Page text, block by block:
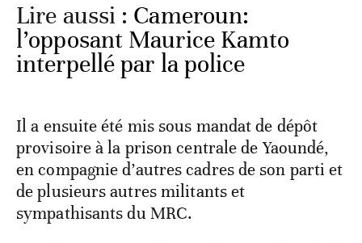
Lire aussi : Cameroun:
l’opposant Maurice Kamto
interpellé par la police
Il a ensuite été mis sous mandat de dépôt
provisoire à la prison centrale de Yaoundé,
en compagnie d’autres cadres de son parti et
de plusieurs autres militants et
sympathisants du MRC.